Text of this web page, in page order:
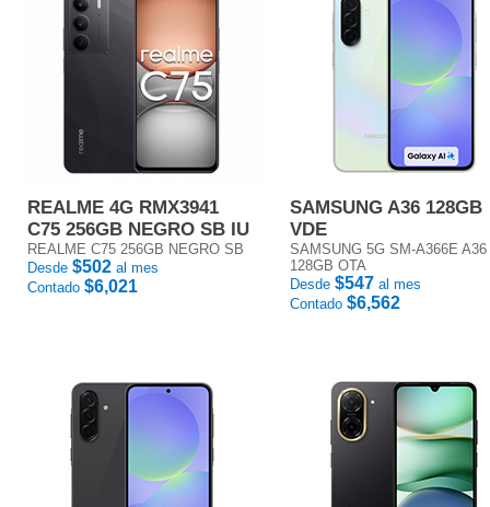
REALME 4G RMX3941
C75 256GB NEGRO SB IU
REALME C75 256GB NEGRO SB
Desde $502 al mes
Contado $6,021
SAMSUNG A36 128GB
VDE
SAMSUNG 5G SM-A366E A36
128GB OTA
Desde $547 al mes
Contado $6,562